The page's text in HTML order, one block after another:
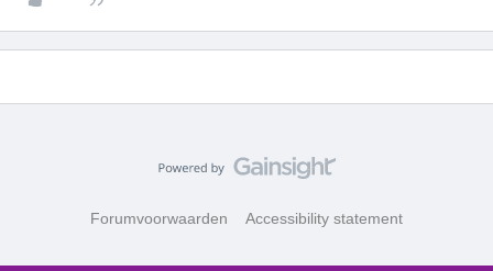
Forumvoorwaarden Accessibility statement